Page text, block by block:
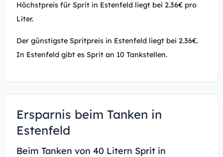
Höchstpreis für Sprit in Estenfeld liegt bei 2.36€ pro
Liter.
Der günstigste Spritpreis in Estenfeld liegt bei 2.36€.
In Estenfeld gibt es Sprit an 10 Tankstellen.
Ersparnis beim Tanken in
Estenfeld
Beim Tanken von 40 Litern Sprit in